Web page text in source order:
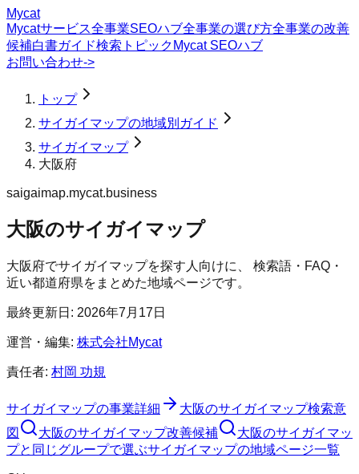
Mycat
Mycatサービス全事業SEOハブ全事業の選び方全事業の改善
候補白書ガイド検索トピック Mycat SEOハブ
お問い合わせ->
トップ
サイガイマップの地域別ガイド
サイガイマップ
大阪府
saigaimap.mycat.business
大阪のサイガイマップ
大阪府でサイガイマップを探す人向けに、 検索語・FAQ・
近い都道府県をまとめた地域ページです。
最終更新日: 2026年7月17日
運営・編集: 株式会社Mycat
責任者: 村岡 功規
サイガイマップの事業詳細
大阪のサイガイマップ検索意
図
大阪のサイガイマップ改善候補
大阪のサイガイマッ
プと同じグループで選ぶサイガイマップの地域ページ一覧